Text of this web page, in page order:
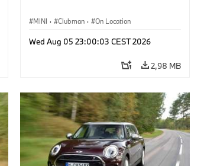
MINI · Clubman · On Location
Wed Aug 05 23:00:03 CEST 2026
2,98 MB